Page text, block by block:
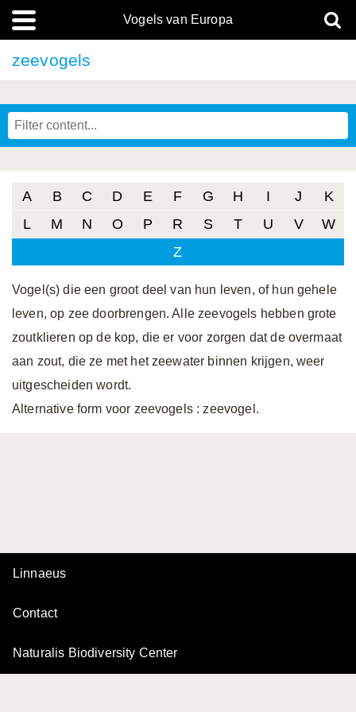
Vogels van Europa
zeevogels
A B C D E F G H I J
K
L
M N O P R S T U V
W
Z
Vogel(s) die een groot deel van hun leven, of hun gehele
leven, op zee doorbrengen. Alle zeevogels hebben grote
zoutklieren op de kop, die er voor zorgen dat de overmaat
aan zout, die ze met het zeewater binnen krijgen, weer
uitgescheiden wordt.
Alternative form voor zeevogels : zeevogel.
Linnaeus
Contact
Naturalis Biodiversity Center